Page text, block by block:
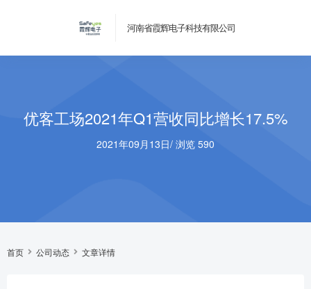
河南省霞辉电子科技有限公司
优客工场2021年Q1营收同比增长17.5%
2021年09月13日/ 浏览 590
首页 公司动态 文章详情